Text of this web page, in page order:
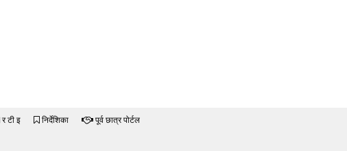
र टी इ निर्देशिका पूर्व छात्र पोर्टल